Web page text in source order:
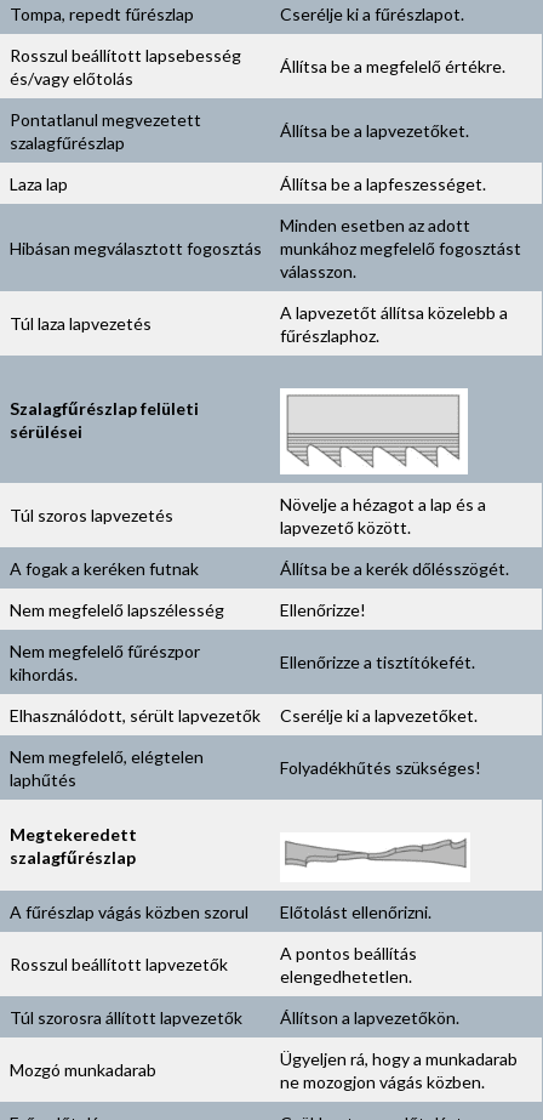
Tompa, repedt fűrészlap
Cserélje ki a fűrészlapot.
Rosszul beállított lapsebesség
és/vagy előtolás
Állítsa be a megfelelő értékre.
Pontatlanul megvezetett
szalagfűrészlap
Állítsa be a lapvezetőket.
Laza lap Állítsa be a lapfeszességet.
Hibásan megválasztott fogosztás
Minden esetben az adott
munkához megfelelő fogosztást
válasszon.
Túl laza lapvezetés
A lapvezetőt állítsa közelebb a
fűrészlaphoz.
Szalagfűrészlap felületi
sérülései
Túl szoros lapvezetés
Növelje a hézagot a lap és a
lapvezető között.
A fogak a keréken futnak
Állítsa be a kerék dőlésszögét.
Nem megfelelő lapszélesség
Ellenőrizze!
Nem megfelelő fűrészpor
kihordás.
Ellenőrizze a tisztítókefét.
Elhasználódott, sérült lapvezetők
Cserélje ki a lapvezetőket.
Nem megfelelő, elégtelen
laphűtés
Folyadékhűtés szükséges!
Megtekeredett
szalagfűrészlap
A fűrészlap vágás közben szorul Előtolást ellenőrizni.
Rosszul beállított lapvezetők
A pontos beállítás
elengedhetetlen.
Túl szorosra állított lapvezetők
Állítson a lapvezetőkön.
Mozgó munkadarab
Ügyeljen rá, hogy a munkadarab
ne mozogjon vágás közben.